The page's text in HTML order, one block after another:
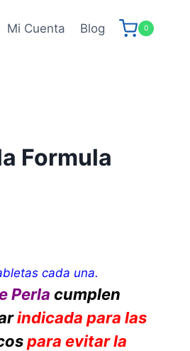
Mi Cuenta Blog 0
Formula
cada una.
Perla cumplen
indicada para las
para evitar la